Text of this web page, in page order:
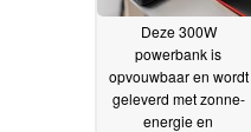
Deze 300W
powerbank is
opvouwbaar en wordt
geleverd met zonne-
energie en